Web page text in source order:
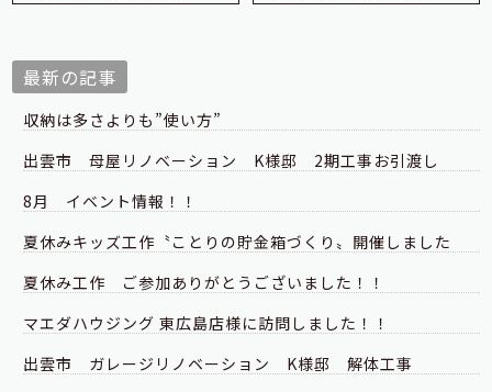
最新の記事
収納は多さよりも”使い方”
出雲市 母屋リノベーション K様邸 2期工事お引渡し
8月 イベント情報！！
夏休みキッズ工作〝ことりの貯金箱づくり〟開催しました
夏休み工作 ご参加ありがとうございました！！
マエダハウジング 東広島店様に訪問しました！！
出雲市 ガレージリノベーション K様邸 解体工事